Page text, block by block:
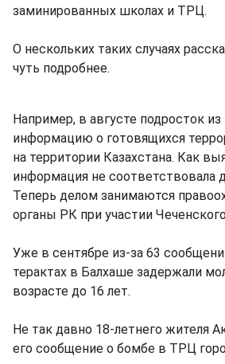
заминированных школах и ТРЦ.
О нескольких таких случаях
чуть подробнее.
Например, в августе подросток
информацию о готовящихся
на территории Казахстана. Как
информация не соответствовала
Теперь делом занимаются
органы РК при участии
Уже в сентябре из-за 63
терактах в Балхаше задержали
возрасте до 16 лет.
Не так давно 18-летнего жителя
его сообщение о бомбе в ТРЦ